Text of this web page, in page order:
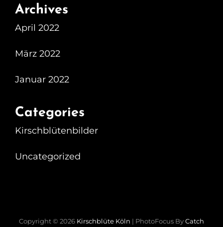
Archives
April 2022
März 2022
Januar 2022
Categories
Kirschblütenbilder
Uncategorized
Copyright © 2026 Kirschblüte Köln | PhotoFocus ByCatch